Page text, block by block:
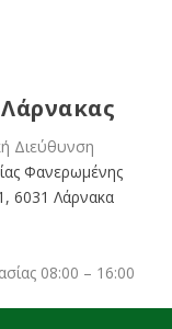
Φανερωμένης
6031 Λάρνακα
08:00 – 16:00